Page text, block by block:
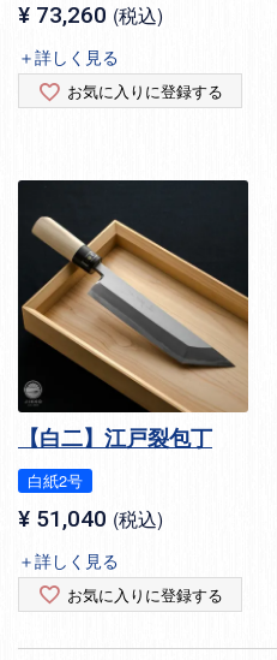
¥ 73,260 税込
＋詳しく見る
お気に入りに登録する
【白二】江戸裂包丁
白紙2号
¥ 51,040 税込
＋詳しく見る
お気に入りに登録する